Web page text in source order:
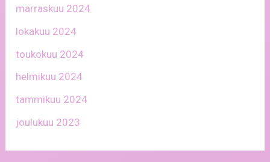
marraskuu 2024
lokakuu 2024
toukokuu 2024
helmikuu 2024
tammikuu 2024
joulukuu 2023